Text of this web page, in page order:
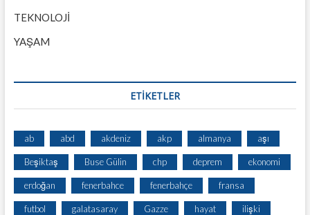
TEKNOLOJİ
YAŞAM
ETİKETLER
ab abd akdeniz akp almanya aşı
Beşiktaş Buse Gülin chp deprem ekonomi
erdoğan fenerbahce fenerbahçe fransa
futbol galatasaray Gazze hayat ilişki